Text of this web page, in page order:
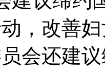
，改善
会还建